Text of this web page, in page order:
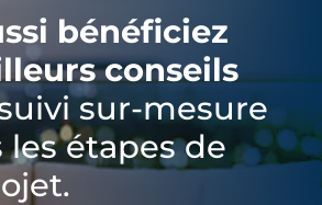
bénéficiez
conseils
sur-mesure
les étapes de